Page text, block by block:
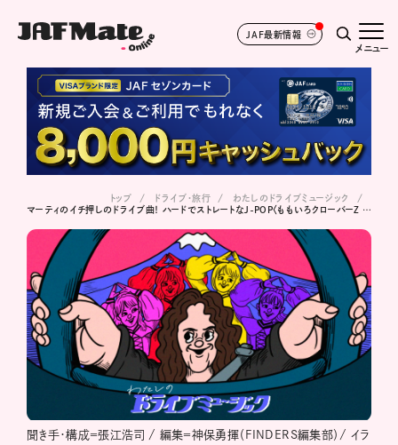
JAF最新情報
メニュー
トップ ドライブ･旅行
わたしのドライブミュージック
マーティのイチ押しのドライブ曲！ ハードでストレートなJ-POP〈ももいろクローバーZ / MONONOFU NIPPON feat. 布袋寅泰〉
聞き手・構成＝張江浩司 / 編集＝神保勇揮（FINDERS編集部）/ イラ